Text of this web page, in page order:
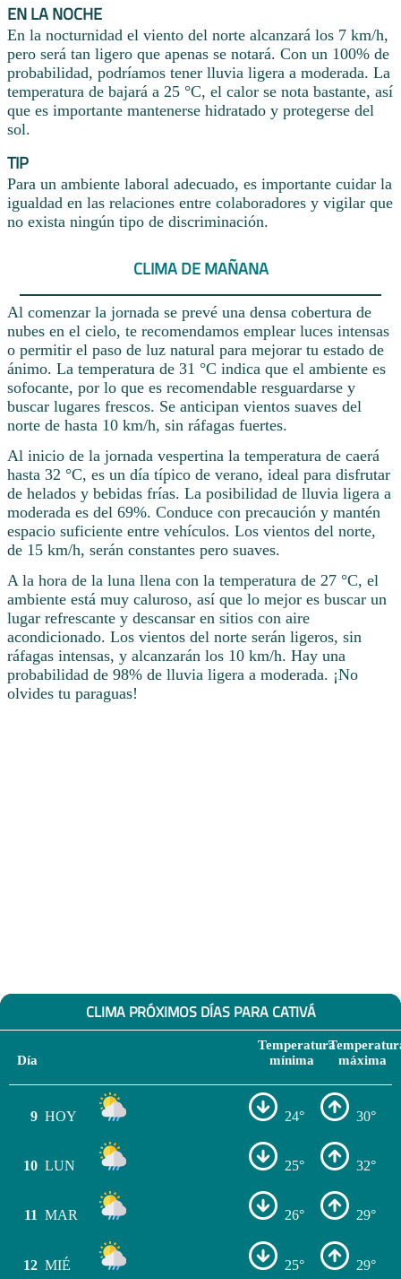
EN LA NOCHE
En la nocturnidad el viento del norte alcanzará los 7 km/h,
pero será tan ligero que apenas se notará. Con un 100% de
probabilidad, podríamos tener lluvia ligera a moderada. La
temperatura de bajará a 25 °C, el calor se nota bastante, así
que es importante mantenerse hidratado y protegerse del
sol.
TIP
Para un ambiente laboral adecuado, es importante cuidar la
igualdad en las relaciones entre colaboradores y vigilar que
no exista ningún tipo de discriminación.
CLIMA DE MAÑANA
Al comenzar la jornada se prevé una densa cobertura de
nubes en el cielo, te recomendamos emplear luces intensas
o permitir el paso de luz natural para mejorar tu estado de
ánimo. La temperatura de 31 °C indica que el ambiente es
sofocante, por lo que es recomendable resguardarse y
buscar lugares frescos. Se anticipan vientos suaves del
norte de hasta 10 km/h, sin ráfagas fuertes.
Al inicio de la jornada vespertina la temperatura de caerá
hasta 32 °C, es un día típico de verano, ideal para disfrutar
de helados y bebidas frías. La posibilidad de lluvia ligera a
moderada es del 69%. Conduce con precaución y mantén
espacio suficiente entre vehículos. Los vientos del norte,
de 15 km/h, serán constantes pero suaves.
A la hora de la luna llena con la temperatura de 27 °C, el
ambiente está muy caluroso, así que lo mejor es buscar un
lugar refrescante y descansar en sitios con aire
acondicionado. Los vientos del norte serán ligeros, sin
ráfagas intensas, y alcanzarán los 10 km/h. Hay una
probabilidad de 98% de lluvia ligera a moderada. ¡No
olvides tu paraguas!
CLIMA PRÓXIMOS DÍAS PARA CATIVÁ
Día
Temperatura
mínima
máxima
9 HOY 24° 30°
10 LUN 25° 32°
11 MAR 26° 29°
12 MIÉ 25° 29°